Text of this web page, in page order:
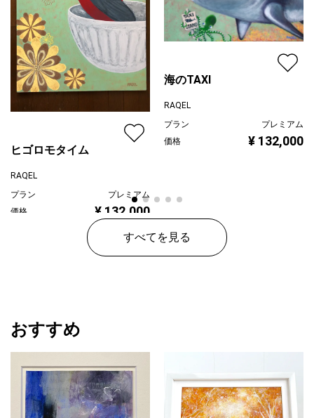
ヒゴロモタイム
RAQEL
プラン
プレミアム
価格
¥ 132,000
海のTAXI
RAQEL
プラン
プレミアム
価格
¥ 132,000
すべてを見る
おすすめ